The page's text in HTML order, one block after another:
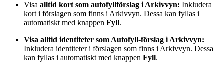
Visa alltid kort som autofyllförslag i Arkivvyn: Inkludera
kort i förslagen som finns i Arkivvyn. Dessa kan fyllas i
automatiskt med knappen Fyll.
Visa alltid identiteter som Autofyll-förslag i Arkivvyn:
Inkludera identiteter i förslagen som finns i Arkivvyn. Dessa
kan fyllas i automatiskt med knappen Fyll.